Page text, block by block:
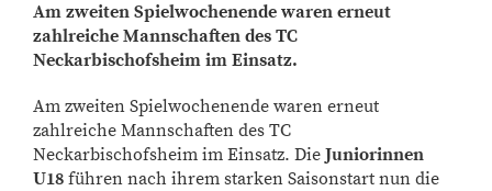
Am zweiten Spielwochenende waren erneut
zahlreiche Mannschaften des TC
Neckarbischofsheim im Einsatz.
Am zweiten Spielwochenende waren erneut
zahlreiche Mannschaften des TC
Neckarbischofsheim im Einsatz. Die Juniorinnen
U18 führen nach ihrem starken Saisonstart nun die